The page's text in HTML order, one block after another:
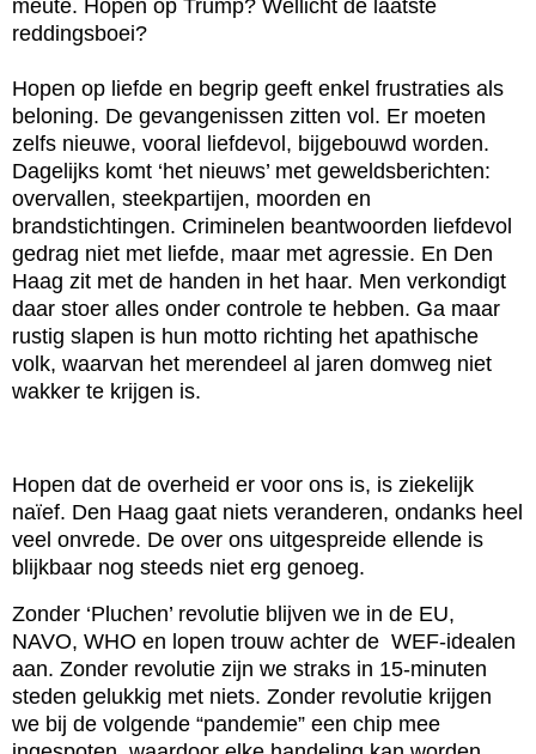
meute. Hopen op Trump? Wellicht de laatste
reddingsboei?
Hopen op liefde en begrip geeft enkel frustraties als
beloning. De gevangenissen zitten vol. Er moeten
zelfs nieuwe, vooral liefdevol, bijgebouwd worden.
Dagelijks komt ‘het nieuws’ met geweldsberichten:
overvallen, steekpartijen, moorden en
brandstichtingen. Criminelen beantwoorden liefdevol
gedrag niet met liefde, maar met agressie. En Den
Haag zit met de handen in het haar. Men verkondigt
daar stoer alles onder controle te hebben. Ga maar
rustig slapen is hun motto richting het apathische
volk, waarvan het merendeel al jaren domweg niet
wakker te krijgen is.
Hopen dat de overheid er voor ons is, is ziekelijk
naïef. Den Haag gaat niets veranderen, ondanks heel
veel onvrede. De over ons uitgespreide ellende is
blijkbaar nog steeds niet erg genoeg.
Zonder ‘Pluchen’ revolutie blijven we in de EU,
NAVO, WHO en lopen trouw achter de WEF-idealen
aan. Zonder revolutie zijn we straks in 15-minuten
steden gelukkig met niets. Zonder revolutie krijgen
we bij de volgende “pandemie” een chip mee